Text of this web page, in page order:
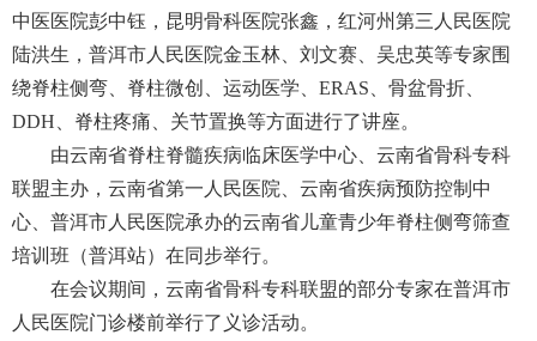
中医医院彭中钰，昆明骨科医院张鑫，红河州第三人民医院
陆洪生，普洱市人民医院金玉林、刘文赛、吴忠英等专家围
绕脊柱侧弯、脊柱微创、运动医学、ERAS、骨盆骨折、
DDH、脊柱疼痛、关节置换等方面进行了讲座。
由云南省脊柱脊髓疾病临床医学中心、云南省骨科专科
联盟主办，云南省第一人民医院、云南省疾病预防控制中
心、普洱市人民医院承办的云南省儿童青少年脊柱侧弯筛查
培训班（普洱站）在同步举行。
在会议期间，云南省骨科专科联盟的部分专家在普洱市
人民医院门诊楼前举行了义诊活动。